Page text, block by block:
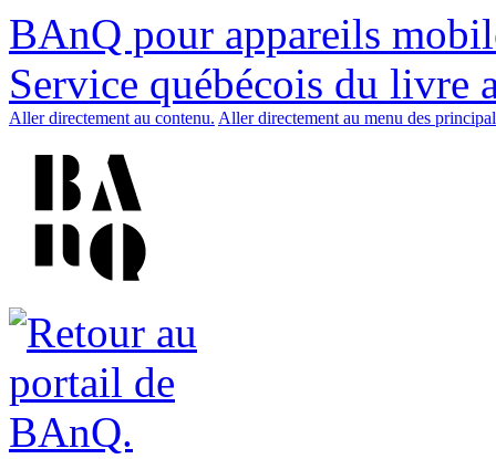
BAnQ pour appareils
Service québécois du livre
Aller directement au contenu. Aller directement au menu des